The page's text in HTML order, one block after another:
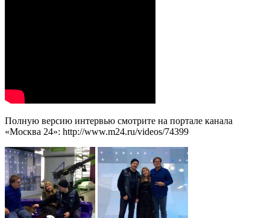
Полную версию интервью смотрите на портале канала
«Москва 24»: http://www.m24.ru/videos/74399